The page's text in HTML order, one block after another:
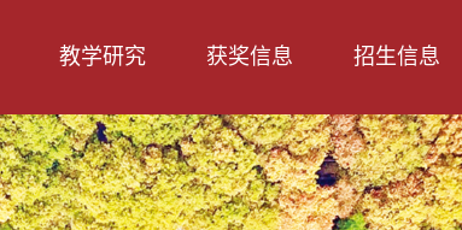
教学研究 获奖信息 招生信息